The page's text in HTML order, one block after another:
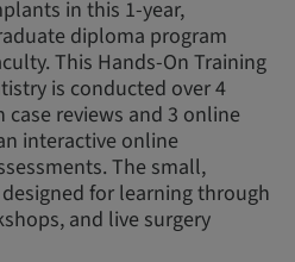
in this 1-year,
diploma program
This Hands-On Training
is conducted over 4
reviews and 3 online
interactive online
The small,
for learning through
and live surgery